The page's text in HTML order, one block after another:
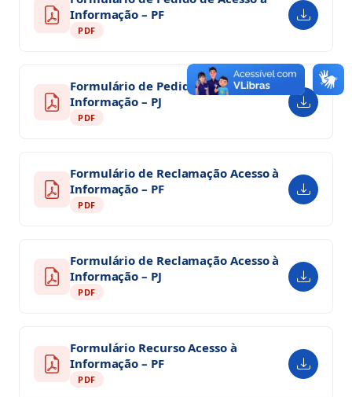
Informação – PF
PDF
Formulário de Pedido de Acesso à
Informação – PJ
PDF
Formulário de Reclamação Acesso à
Informação – PF
PDF
Formulário de Reclamação Acesso à
Informação – PJ
PDF
Formulário Recurso Acesso à
Informação – PF
PDF